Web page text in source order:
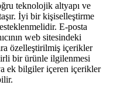
teknolojik altyapı ve
İyi bir kişiselleştirme
E-posta
web sitesindeki
özelleştirilmiş içerikler
bir ürünle ilgilenmesi
ek bilgiler içeren içerikler